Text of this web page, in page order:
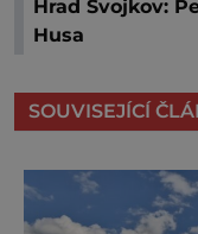
Hrad Svojkov:
Husa
SOUVISEJÍCÍ